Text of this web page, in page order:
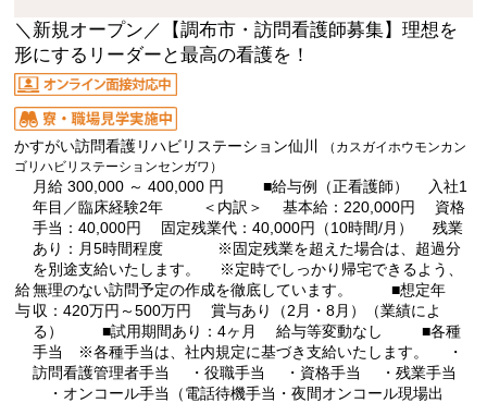
＼新規オープン／【調布市・訪問看護師募集】理想を
形にするリーダーと最高の看護を！
かすがい訪問看護リハビリステーション仙川
（カスガイホウモンカン
ゴリハビリステーションセンガワ）
給
与
月給 300,000 ～ 400,000 円 ■給与例（正看護師） 入社1
年目／臨床経験2年 ＜内訳＞ 基本給：220,000円 資格
手当：40,000円 固定残業代：40,000円（10時間/月） 残業
あり：月5時間程度 ※固定残業を超えた場合は、超過分
を別途支給いたします。 ※定時でしっかり帰宅できるよう、
無理のない訪問予定の作成を徹底しています。 ■想定年
収：420万円～500万円 賞与あり（2月・8月）（業績によ
る） ■試用期間あり：4ヶ月 給与等変動なし ■各種
手当 ※各種手当は、社内規定に基づき支給いたします。 ・
訪問看護管理者手当 ・役職手当 ・資格手当 ・残業手当
・オンコール手当（電話待機手当・夜間オンコール現場出